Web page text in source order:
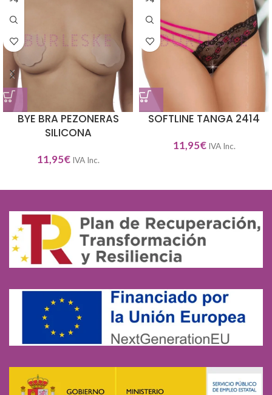
BYE BRA PEZONERAS
SILICONA
11,95€ IVA Inc.
SOFTLINE TANGA 2414
11,95€ IVA Inc.